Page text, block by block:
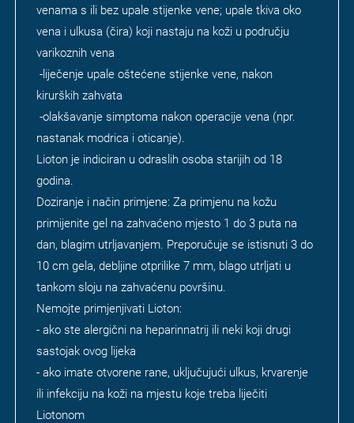
venama s ili bez upale stijenke vene; upale tkiva oko
vena i ulkusa (čira) koji nastaju na koži u području
varikoznih vena
-liječenje upale oštećene stijenke vene, nakon
kirurških zahvata
-olakšavanje simptoma nakon operacije vena (npr.
nastanak modrica i oticanje).
Lioton je indiciran u odraslih osoba starijih od 18
godina.
Doziranje i način primjene: Za primjenu na kožu
primijenite gel na zahvaćeno mjesto 1 do 3 puta na
dan, blagim utrljavanjem. Preporučuje se istisnuti 3 do
10 cm gela, debljine otprilike 7 mm, blago utrljati u
tankom sloju na zahvaćenu površinu.
Nemojte primjenjivati Lioton:
- ako ste alergični na heparinnatrij ili neki koji drugi
sastojak ovog lijeka
- ako imate otvorene rane, uključujući ulkus, krvarenje
ili infekciju na koži na mjestu koje treba liječiti
Liotonom